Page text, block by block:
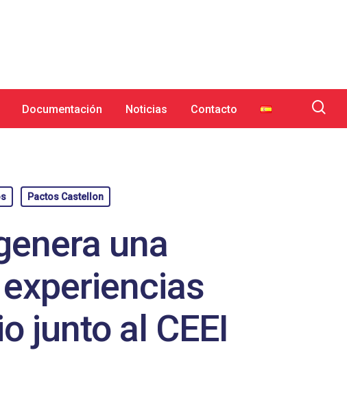
Documentación Noticias Contacto
Pactos Castellon
una
junto al CEEI